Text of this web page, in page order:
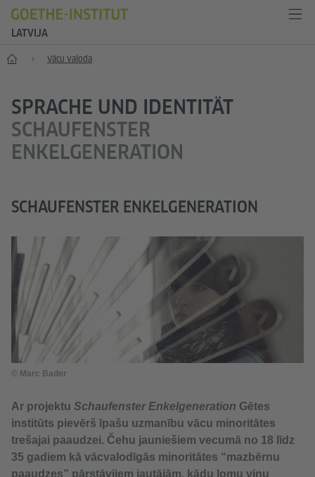
LATVIJA
Sākums Vācu valoda
SPRACHE UND IDENTITÄT
SCHAUFENSTER
ENKELGENERATION
SCHAUFENSTER ENKELGENERATION
© Marc Bader
Ar projektu Schaufenster Enkelgeneration Gētes
institūts pievērš īpašu uzmanību vācu minoritātes
trešajai paaudzei. Čehu jauniešiem vecumā no 18 līdz
35 gadiem kā vācvalodīgās minoritātes “mazbērnu
paaudzes” pārstāvjiem jautājām, kādu lomu viņu